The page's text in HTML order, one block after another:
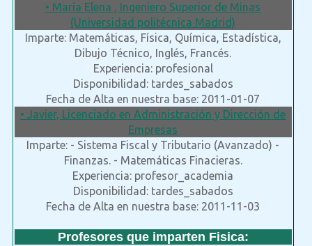
• María Elena , Ingeniero Superior de Minas
(Universidad politécnica Madrid)
Imparte: Matemáticas, Física, Química, Estadística,
Dibujo Técnico, Inglés, Francés.
Experiencia: profesional
Disponibilidad: tardes_sabados
Fecha de Alta en nuestra base: 2011-01-07
• Javier, Licenciado en Administración y Dirección de
Empresas
Imparte: - Sistema Fiscal y Tributario (Avanzado) -
Finanzas. - Matemáticas Finacieras.
Experiencia: profesor_academia
Disponibilidad: tardes_sabados
Fecha de Alta en nuestra base: 2011-11-03
Profesores que imparten Fisica: